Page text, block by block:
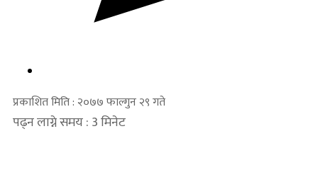
प्रकाशित मिति : २०७७ फाल्गुन २९ गते
पढ्न लाग्ने समय : 3 मिनेट